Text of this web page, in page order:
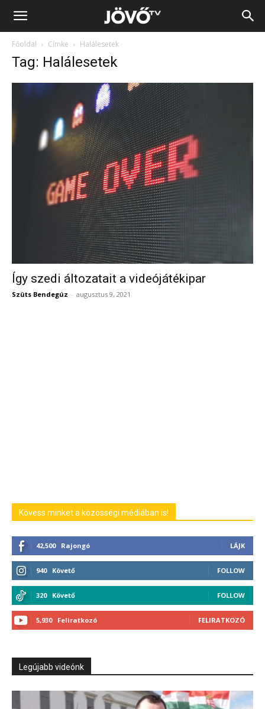
Jövő
Főoldal Címke Halálesetek
Tag: Halálesetek
Így szedi áltozatait a videójátékipar
Szüts Bendegúz - augusztus 9, 2021
Kövess minket a közösségi médiában is!
42,500 Rajongó LÁJK
940 Követő FOLLOW
320 Követő FOLLOW
5,930 Feliratkozó FELIRATKOZÓ
Legújabb videónk